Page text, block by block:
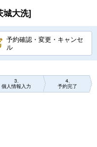
城大洗]
予約確認・変更・キャンセ
ル
3
個人情報入力
4
予約完了